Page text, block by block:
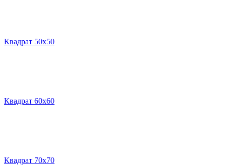
Квадрат 50х50
Квадрат 60х60
Квадрат 70х70